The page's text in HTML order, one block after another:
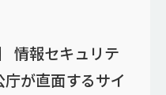
情報セキュリテ
が直面するサイ